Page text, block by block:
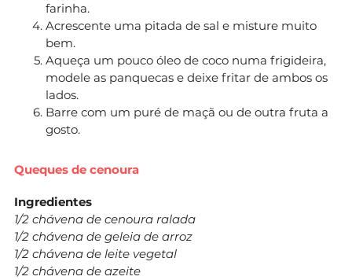
farinha.
Acrescente uma pitada de sal e misture muito
bem.
Aqueça um pouco óleo de coco numa frigideira,
modele as panquecas e deixe fritar de ambos os
lados.
Barre com um puré de maçã ou de outra fruta a
gosto.
Queques de cenoura
Ingredientes
1/2 chávena de cenoura ralada
1/2 chávena de geleia de arroz
1/2 chávena de leite vegetal
1/2 chávena de azeite